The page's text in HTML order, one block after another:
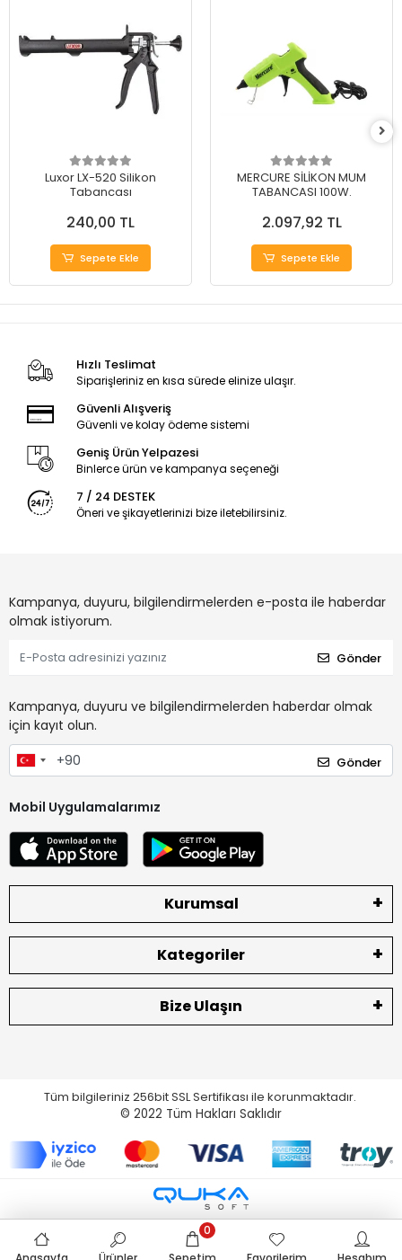
Luxor LX-520 Silikon
Tabancası
240,00 TL
Sepete Ekle
MERCURE SİLİKON MUM
TABANCASI 100W.
2.097,92 TL
Sepete Ekle
Hızlı Teslimat
Siparişleriniz en kısa sürede elinize ulaşır.
Güvenli Alışveriş
Güvenli ve kolay ödeme sistemi
Geniş Ürün Yelpazesi
Binlerce ürün ve kampanya seçeneği
7 / 24 DESTEK
Öneri ve şikayetlerinizi bize iletebilirsiniz.
Kampanya, duyuru, bilgilendirmelerden e-posta ile haberdar
olmak istiyorum.
Gönder
Kampanya, duyuru ve bilgilendirmelerden haberdar olmak
için kayıt olun.
Gönder
Mobil Uygulamalarımız
Kurumsal
Kategoriler
Bize Ulaşın
Tüm bilgileriniz 256bit SSL Sertifikası ile korunmaktadır.
© 2022 Tüm Hakları Saklıdır
0